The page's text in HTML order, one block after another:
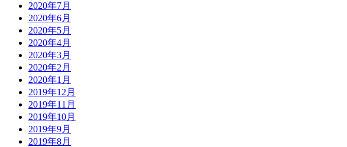
2020年7月
2020年6月
2020年5月
2020年4月
2020年3月
2020年2月
2020年1月
2019年12月
2019年11月
2019年10月
2019年9月
2019年8月